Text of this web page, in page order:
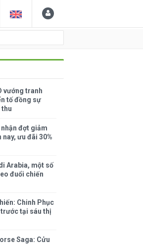
vướng tranh
tố đồng sự
đợt giảm
ưu đãi 30%
Arabia, một số
đuổi chiến
Chinh Phục
tại sáu thị
Saga: Cửu